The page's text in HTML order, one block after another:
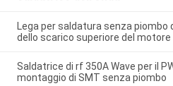
Lega per saldatura senza piombo
dello scarico superiore del motore
Saldatrice di rf 350A Wave per il
montaggio di SMT senza piombo